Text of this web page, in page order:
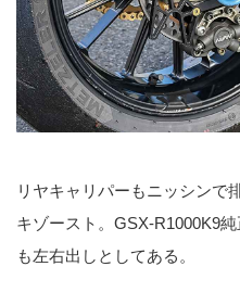
リヤキャリパーもニッシンで
キゾースト。GSX-R1000K9
も左右出しとしてある。